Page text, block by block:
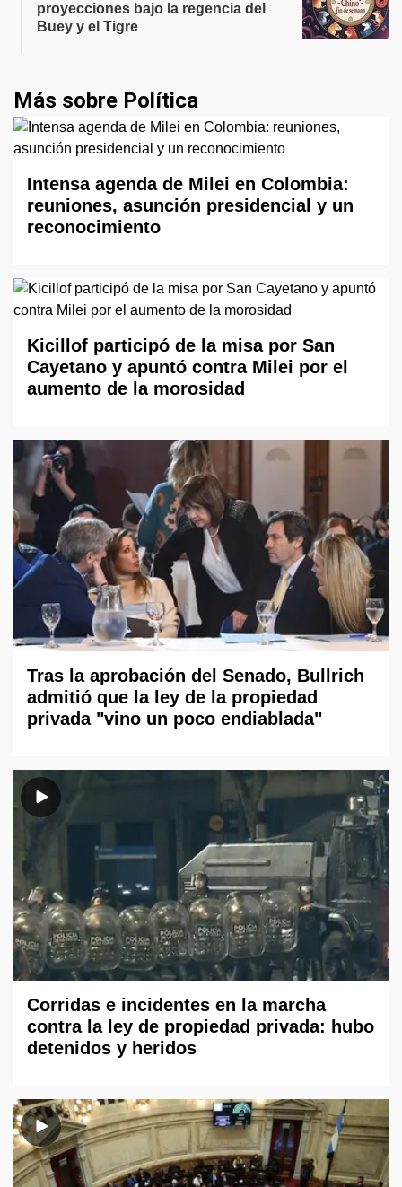
proyecciones bajo la regencia del
Buey y el Tigre
Más sobre Política
Intensa agenda de Milei en Colombia:
reuniones, asunción presidencial y un
reconocimiento
Kicillof participó de la misa por San
Cayetano y apuntó contra Milei por el
aumento de la morosidad
Tras la aprobación del Senado, Bullrich
admitió que la ley de la propiedad
privada "vino un poco endiablada"
Corridas e incidentes en la marcha
contra la ley de propiedad privada: hubo
detenidos y heridos